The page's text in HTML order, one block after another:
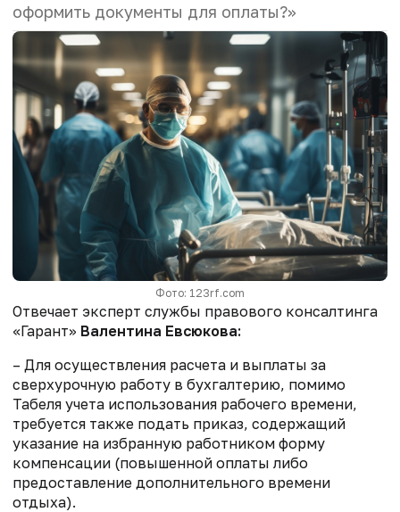
оформить документы для оплаты?»
Фото: 123rf.com
Отвечает эксперт службы правового консалтинга
«Гарант» Валентина Евсюкова:
– Для осуществления расчета и выплаты за
сверхурочную работу в бухгалтерию, помимо
Табеля учета использования рабочего времени,
требуется также подать приказ, содержащий
указание на избранную работником форму
компенсации (повышенной оплаты либо
предоставление дополнительного времени
отдыха).